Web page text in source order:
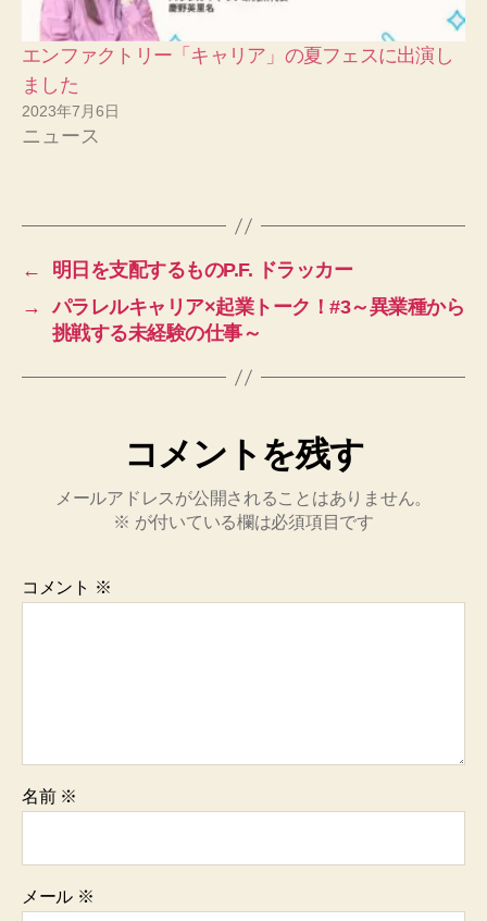
エンファクトリー「キャリア」の夏フェスに出演し
ました
2023年7月6日
ニュース
←
明日を支配するものP.F. ドラッカー
→
パラレルキャリア×起業トーク！#3～異業種から
挑戦する未経験の仕事～
コメントを残す
メールアドレスが公開されることはありません。
※ が付いている欄は必須項目です
コメント ※
名前 ※
メール ※